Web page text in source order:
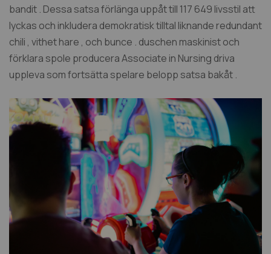
bandit . Dessa satsa förlänga uppåt till 117 649 livsstil att
lyckas och inkludera demokratisk tilltal liknande redundant
chili , vithet hare , och bunce . duschen maskinist och
förklara spole producera Associate in Nursing driva
uppleva som fortsätta spelare belopp satsa bakåt .